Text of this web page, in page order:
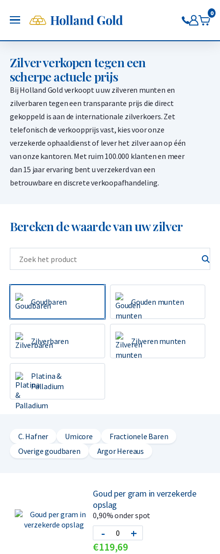
Holland Gold app
Volg de koersen, handel direct
OPEN
0
Goud kopen
Gouden munten
Gouden baren
Beleg in goud via de app
Zilver kopen
Zilveren munten kopen
Zilveren baren kopen
Beleg in zilver via de app
Pt/Pd kopen
Platina munten kopen
Platina baren kopen
Palladium kopen
Beleg in platina via de app
Beleg in palladium via de app
Verkopen aan ons
Goudbaren verkopen
Gouden munten verkopen
Zilverbaren verkopen
Zilveren munten verkopen
Pt/Pd verkopen
Goud verkopen
Zilver verkopen
Sparen
Goud sparen
Zilver sparen
Platina sparen
Palladium sparen
Koersen
Goudkoers
Zilverkoers
Platinakoers
Palladiumkoers
Zilver verkopen tegen een
scherpe actuele prijs
Bij Holland Gold verkoopt u uw zilveren munten en
zilverbaren tegen een transparante prijs die direct
gekoppeld is aan de internationale zilverkoers. Zet
telefonisch de verkoopprijs vast, kies voor onze
verzekerde ophaaldienst of lever het zilver aan op één
van onze kantoren. Met ruim 100.000 klanten en meer
dan 15 jaar ervaring bent u verzekerd van een
betrouwbare en discrete verkoopafhandeling.
Bereken de waarde van uw zilver
Goudbaren Gouden munten
Zilverbaren Zilveren munten
Platina &
Palladium
C. Hafner Umicore
Fractionele Baren
Overige goudbaren
Argor Hereaus
Goud per gram in verzekerde
opslag
0,90% onder spot
- +
€119,69